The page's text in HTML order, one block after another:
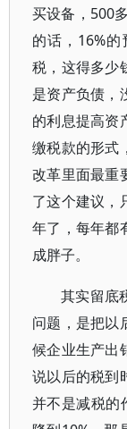
买设备，500
的话，16%
税，这得多少
是资产负债，
的利息提高资
缴税款的形式
改革里面最重
了这个建议，
年了，每年都
成胖子。
其实留底
问题，是把以
候企业生产出
说以后的税到
并不是减税的